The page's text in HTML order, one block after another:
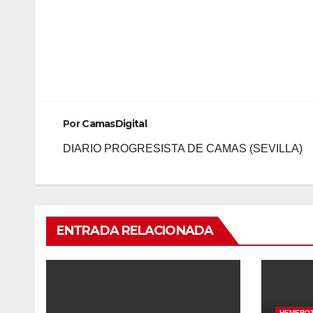
PorCamasDigital
DIARIO PROGRESISTA DE CAMAS (SEVILLA)
ENTRADA RELACIONADA